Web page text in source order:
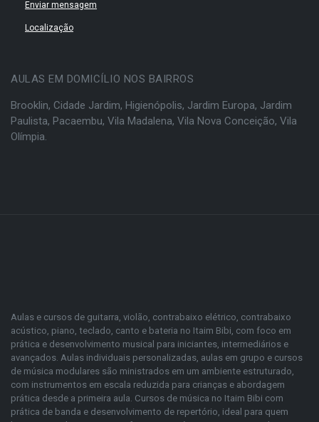
Enviar mensagem
Localização
AULAS EM DOMICÍLIO NOS BAIRROS
Brooklin, Cidade Jardim, Higienópolis, Jardim Europa, Jardim
Paulista, Pacaembu, Vila Madalena, Vila Nova Conceição, Vila
Olímpia.
Aulas e cursos de guitarra, violão, contrabaixo elétrico, contrabaixo
acústico, piano, teclado, canto e bateria no Itaim Bibi, com foco em
prática e desenvolvimento musical para iniciantes, intermediários e
avançados. Aulas individuais personalizadas, aulas em grupo e cursos
de música modulares são ministrados em um ambiente estruturado,
com instrumentos em escala reduzida para crianças e abordagem
prática desde a primeira aula. Cursos de música no Itaim Bibi com
prática de banda e desenvolvimento de repertório, ideal para quem